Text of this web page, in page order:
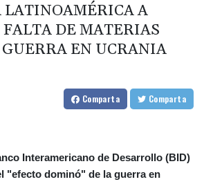
A
FALTA DE MATERIAS
EN UCRANIA
Comparta Comparta
Interamericano de Desarrollo (BID)
"efecto dominó" de la guerra en